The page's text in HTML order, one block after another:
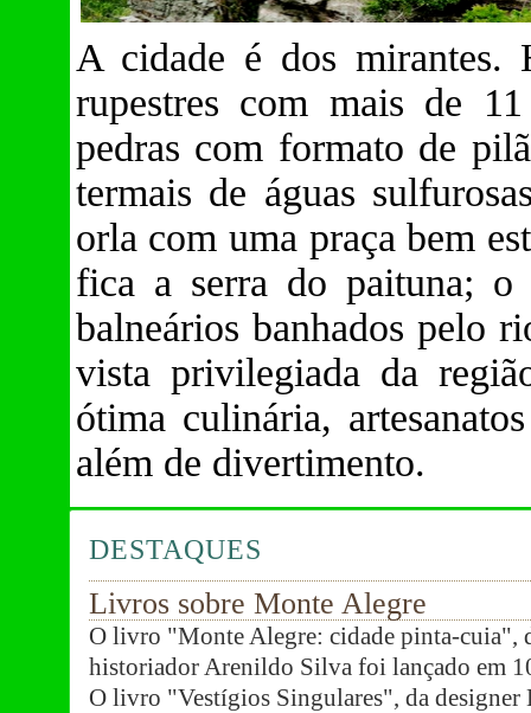
A cidade é dos mirantes.
rupestres com mais de
pedras com formato de
termais de águas
orla com uma praça bem
fica a serra do paituna; o
balneários banhados pelo
vista privilegiada da
ótima culinária,
além de divertimento.
DESTAQUES
Livros sobre Monte Alegre
O livro "Monte Alegre: cidade pinta-cuia",
historiador Arenildo Silva foi lançado em
O livro "Vestígios Singulares", da